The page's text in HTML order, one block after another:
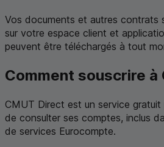
Vos documents et autres contrats
sur votre espace client et
peuvent être téléchargés à tout
Comment souscrire à
CMUT Direct est un service
de consulter ses comptes, inclus
de services Eurocompte.